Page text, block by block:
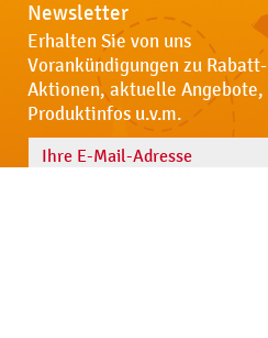
Newsletter
Erhalten Sie von uns
Vorankündigungen zu Rabatt-
Aktionen, aktuelle Angebote,
Produktinfos u.v.m.
Name